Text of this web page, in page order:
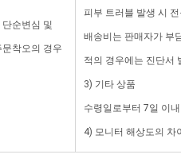
단순변심 및
문착오의 경우
피부 트러블 발생 시
배송비는 판매자가 부
적의 경우에는 진단서
3) 기타 상품
수령일로부터 7일 이
4) 모니터 해상도의 차